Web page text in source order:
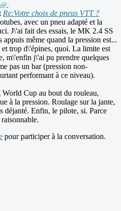
Re:Votre choix de pneus VTT ?
avec un pneu adapté et la
J\'ai fait des essais, le MK 2.4 SS
même quand la pression est...
trop d\'épines, quoi. La limite est
m\'enfin j\'ai pu prendre quelques
pas un bar (pression non-
performant à ce niveau).
Cup au bout du rouleau,
à la pression. Roulage sur la jante,
déjanté. Enfin, le pilote, si. Parce
pour participer à la conversation.